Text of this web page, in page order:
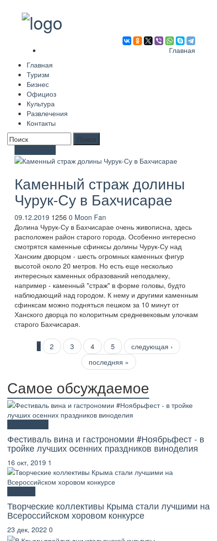
Главная
Главная
Туризм
Бизнес
Официоз
Культура
Развлечения
Контакты
Форма поиска
Каменный страж долины
Чурук-Су в Бахчисарае
09.12.2019 1256 0 Moon Fan
Долина Чурук-Су в Бахчисарае очень живописна, здесь
расположен район старого города. Особенно интересно
смотрятся каменные сфинксы долины Чурук-Су над
Ханским дворцом - шесть огромных каменных фигур
высотой около 20 метров. Но есть еще несколько
интересных каменных образований неподалеку,
например - каменный "страж" в форме головы, будто
наблюдающий над городом. К нему и другими каменным
сфинксам можно подняться пешком за 10 минут от
Ханского дворца по колоритным средневековым улочкам
старого Бахчисарая.
Страницы
1 2 3 4 5
следующая ›
последняя »
Самое обсуждаемое
Фестиваль вина и гастрономии #Ноябрьфест - в
тройке лучших осенних праздников виноделия
16 окт, 2019 1
Творческие коллективы Крыма стали лучшими на
Всероссийском хоровом конкурсе
23 дек, 2022 0